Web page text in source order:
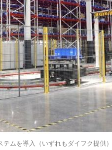
ムを導入（いずれもダイフク提供）